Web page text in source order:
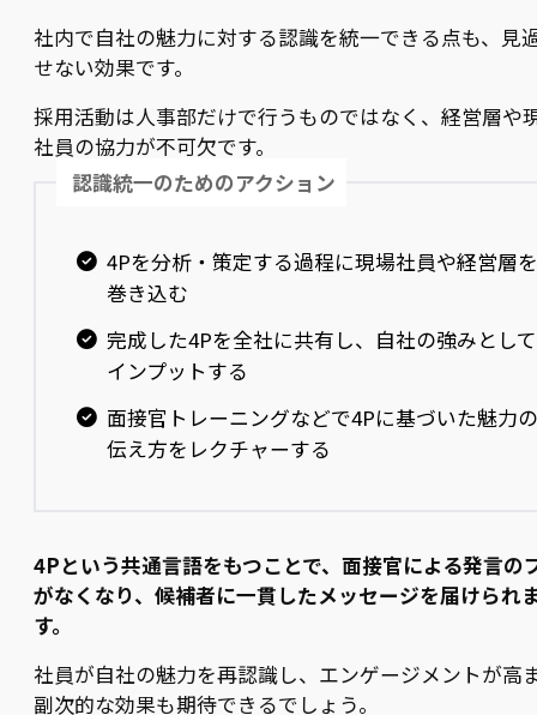
社内で自社の魅力に対する認識を統一できる点も、見
せない効果です。
採用活動は人事部だけで行うものではなく、経営層や
社員の協力が不可欠です。
認識統一のためのアクション
4Pを分析・策定する過程に現場社員や経営層を
巻き込む
完成した4Pを全社に共有し、自社の強みとして
インプットする
面接官トレーニングなどで4Pに基づいた魅力の
伝え方をレクチャーする
4Pという共通言語をもつことで、面接官による発言の
がなくなり、候補者に一貫したメッセージを届けられ
す。
社員が自社の魅力を再認識し、エンゲージメントが高
副次的な効果も期待できるでしょう。